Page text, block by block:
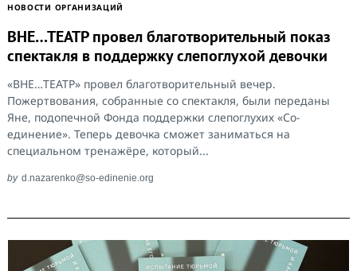
НОВОСТИ ОРГАНИЗАЦИЙ
ВНЕ…ТЕАТР провел благотворительный показ
спектакля в поддержку слепоглухой девочки
«ВНЕ…ТЕАТР» провел благотворительный вечер.
Пожертвования, собранные со спектакля, были переданы
Яне, подопечной Фонда поддержки слепоглухих «Со-
единение». Теперь девочка сможет заниматься на
специальном тренажёре, который...
by d.nazarenko@so-edinenie.org
Search
for: